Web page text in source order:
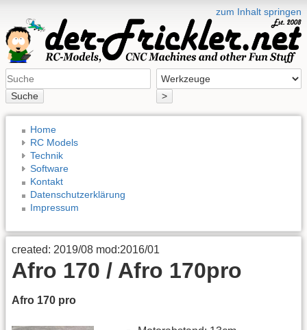
zum Inhalt springen
Suche >
Home
RC Models
Technik
Software
Kontakt
Datenschutzerklärung
Impressum
created: 2019/08 mod:2016/01
Afro 170 / Afro 170pro
Afro 170 pro